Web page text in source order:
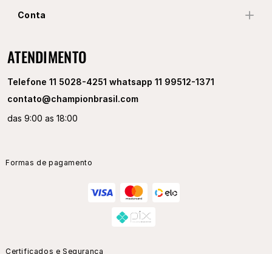
Conta
ATENDIMENTO
Telefone 11 5028-4251 whatsapp 11 99512-1371
contato@championbrasil.com
das 9:00 as 18:00
Formas de pagamento
Certificados e Segurança